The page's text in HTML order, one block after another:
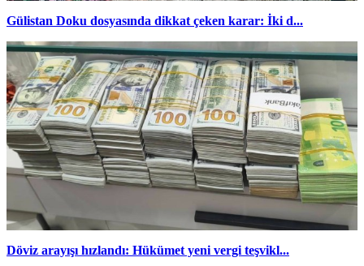
Gülistan Doku dosyasında dikkat çeken karar: İki d...
Döviz arayışı hızlandı: Hükümet yeni vergi teşvikl...